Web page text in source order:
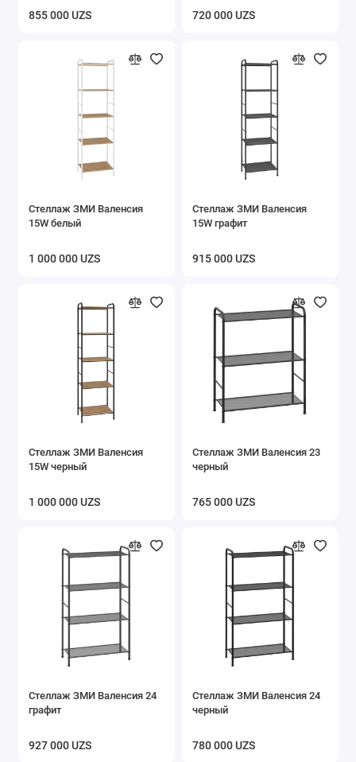
855 000 UZS 720 000 UZS
Стеллаж ЗМИ Валенсия
15W белый
1 000 000 UZS
Стеллаж ЗМИ Валенсия
15W графит
915 000 UZS
Стеллаж ЗМИ Валенсия
15W черный
1 000 000 UZS
Стеллаж ЗМИ Валенсия 23
черный
765 000 UZS
Стеллаж ЗМИ Валенсия 24
графит
927 000 UZS
Стеллаж ЗМИ Валенсия 24
черный
780 000 UZS